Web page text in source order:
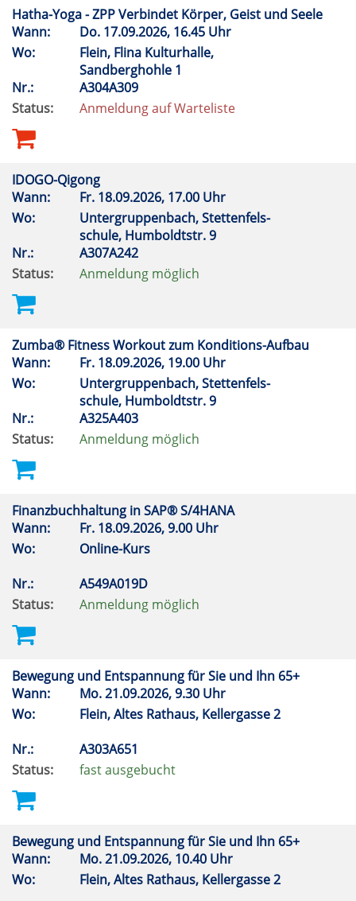
Hatha-Yoga - ZPP Verbindet Körper, Geist und Seele
Wann:
Do. 17.09.2026, 16.45 Uhr
Wo:
Flein, Flina Kulturhalle,
Sandberghohle 1
Nr.:
A304A309
Status:
Anmeldung auf Warteliste
IDOGO-Qigong
Wann:
Fr. 18.09.2026, 17.00 Uhr
Wo:
Untergruppenbach, Stettenfels-
schule, Humboldtstr. 9
Nr.:
A307A242
Status:
Anmeldung möglich
Zumba® Fitness Workout zum Konditions-Aufbau
Wann:
Fr. 18.09.2026, 19.00 Uhr
Wo:
Untergruppenbach, Stettenfels-
schule, Humboldtstr. 9
Nr.:
A325A403
Status:
Anmeldung möglich
Finanzbuchhaltung in SAP® S/4HANA
Wann:
Fr. 18.09.2026, 9.00 Uhr
Wo:
Online-Kurs
Nr.:
A549A019D
Status:
Anmeldung möglich
Bewegung und Entspannung für Sie und Ihn 65+
Wann:
Mo.21.09.2026, 9.30 Uhr
Wo:
Flein, Altes Rathaus, Kellergasse 2
Nr.:
A303A651
Status:
fast ausgebucht
Bewegung und Entspannung für Sie und Ihn 65+
Wann:
Mo.21.09.2026, 10.40 Uhr
Wo:
Flein, Altes Rathaus, Kellergasse 2